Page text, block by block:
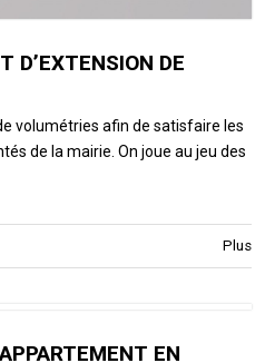
D’EXTENSION DE
volumétries afin de satisfaire les
de la mairie. On joue au jeu des
Plus
EN